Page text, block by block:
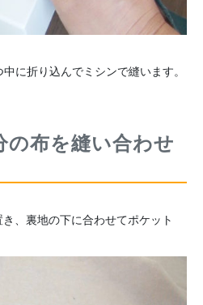
に折り込んでミシンで縫います。
の布を縫い合わせ
、裏地の下に合わせてポケット